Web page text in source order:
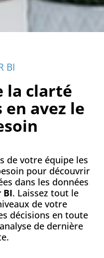
BI
la clarté
avez le
de votre équipe les
pour découvrir
dans les données
BI. Laissez tout le
de votre
décisions en toute
de dernière